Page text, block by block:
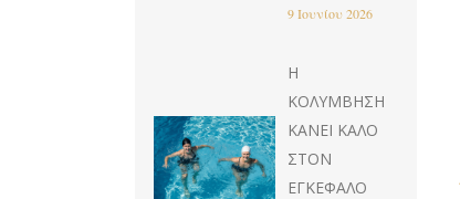
9 Ιουνίου 2026
Η
ΚΟΛΎΜΒΗΣΗ
ΚΆΝΕΙ ΚΑΛΌ
ΣΤΟΝ
ΕΓΚΈΦΑΛΌ